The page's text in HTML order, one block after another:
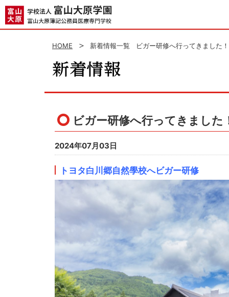
HOME 新着情報一覧 ビガー研修へ行ってきました！
ビガー研修へ行ってきました
2024年07月03日
トヨタ白川郷自然學校へビガー研修